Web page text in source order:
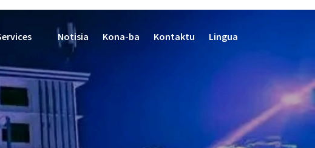
Notisia Kona-ba Kontaktu Lingua